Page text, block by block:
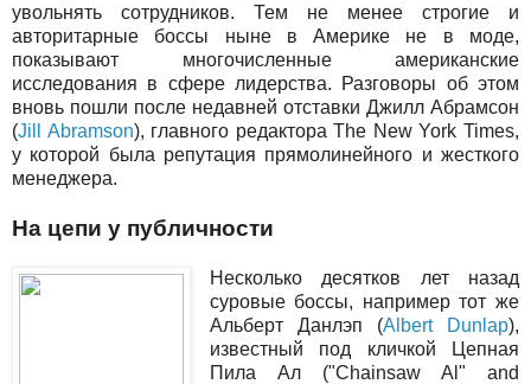
увольнять сотрудников. Тем не менее строгие и
авторитарные боссы ныне в Америке не в моде,
показывают многочисленные американские
исследования в сфере лидерства. Разговоры об этом
вновь пошли после недавней отставки Джилл Абрамсон
(Jill Abramson), главного редактора The New York Times,
у которой была репутация прямолинейного и жесткого
менеджера.
На цепи у публичности
Несколько десятков лет назад
суровые боссы, например тот же
Альберт Данлэп (Albert Dunlap),
известный под кличкой Цепная
Пила Ал ("Chainsaw Al" and